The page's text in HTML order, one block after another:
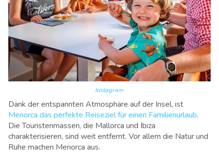
Instagram
Dank der entspannten Atmosphäre auf der Insel, ist
Menorca das perfekte Reiseziel für einen Familienurlaub.
Die Touristenmassen, die Mallorca und Ibiza
charakterisieren, sind weit entfernt. Vor allem die Natur und
Ruhe machen Menorca aus.